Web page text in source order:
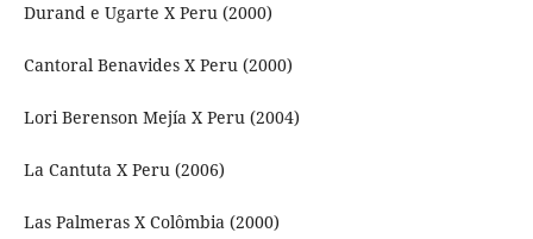
Durand e Ugarte X Peru (2000)
Cantoral Benavides X Peru (2000)
Lori Berenson Mejía X Peru (2004)
La Cantuta X Peru (2006)
Las Palmeras X Colômbia (2000)